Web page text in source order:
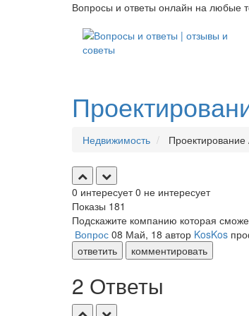
Вопросы и ответы онлайн на любые
Недвижимость
0 интересует 0 не интересует
Показы 181
Подскажите компанию которая
Вопрос 08 Май, 18 автор KosKos
ответить
комментировать
2 Ответы